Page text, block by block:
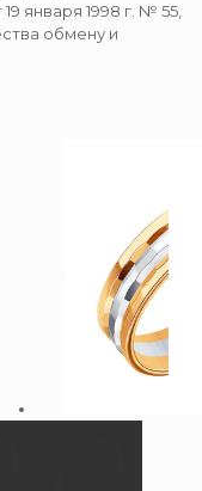
января 1998 г. № 55,
обмену и